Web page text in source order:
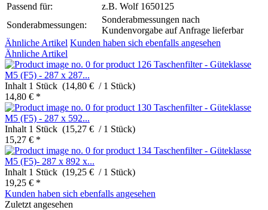
Passend für:
z.B. Wolf 1650125
Sonderabmessungen:
Sonderabmessungen nach
Kundenvorgabe auf Anfrage lieferbar
Ähnliche Artikel Kunden haben sich ebenfalls angesehen
Ähnliche Artikel
Taschenfilter - Güteklasse
M5 (F5) - 287 x 287...
Inhalt 1 Stück (14,80 € / 1 Stück)
14,80 € *
Taschenfilter - Güteklasse
M5 (F5) - 287 x 592...
Inhalt 1 Stück (15,27 € / 1 Stück)
15,27 € *
Taschenfilter - Güteklasse
M5 (F5)- 287 x 892 x...
Inhalt 1 Stück (19,25 € / 1 Stück)
19,25 € *
Kunden haben sich ebenfalls angesehen
Zuletzt angesehen